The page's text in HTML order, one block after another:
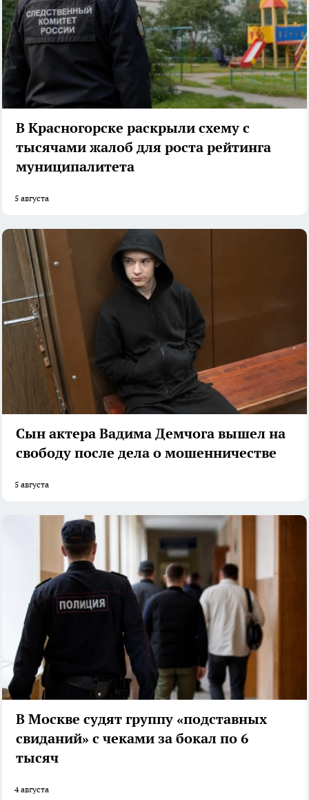
В Красногорске раскрыли схему с
тысячами жалоб для роста рейтинга
муниципалитета
5 августа
Сын актера Вадима Демчога вышел на
свободу после дела о мошенничестве
5 августа
В Москве судят группу «подставных
свиданий» с чеками за бокал по 6
тысяч
4 августа